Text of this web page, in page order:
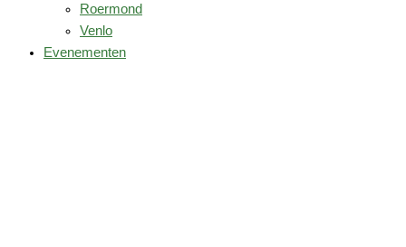
Roermond
Venlo
Evenementen